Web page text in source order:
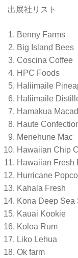
出展社リスト
Benny Farms
Big Island Bees
Coscina Coffee
HPC Foods
Haliimaile
Haliimaile
Hamakua
Haute
Menehune Mac
Hawaiian Chip
Hawaiian Fresh
Hurricane
Kahala Fresh
Kona Deep Sea
Kauai Kookie
Koloa Rum
Liko Lehua
Ok farm